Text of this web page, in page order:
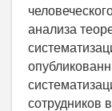
анализа
сотрудников